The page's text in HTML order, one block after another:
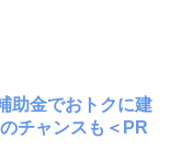
助金でおトクに建
チャンスも＜PR